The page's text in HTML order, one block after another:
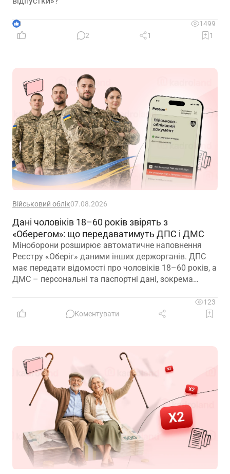
3
1499
2
1 1
Військовий облік07.08.2026
Дані чоловіків 18–60 років звірять з
«Оберегом»: що передаватимуть ДПС і ДМС
Міноборони розширює автоматичне наповнення
Реєстру «Оберіг» даними інших держорганів. ДПС
має передати відомості про чоловіків 18–60 років, а
ДМС – персональні та паспортні дані, зокрема
123
Коментувати